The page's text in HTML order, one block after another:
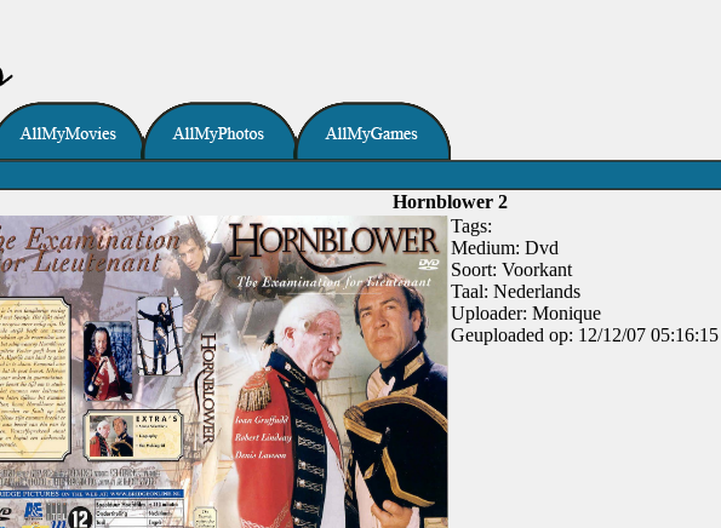
Hornblower 2
Tags:
Medium: Dvd
Soort: Voorkant
Taal: Nederlands
Uploader: Monique
Geuploaded op: 12/12/07 05:16:15